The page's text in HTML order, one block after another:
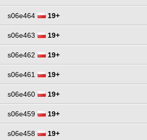
s06e464 19+
s06e463 19+
s06e462 19+
s06e461 19+
s06e460 19+
s06e459 19+
s06e458 19+